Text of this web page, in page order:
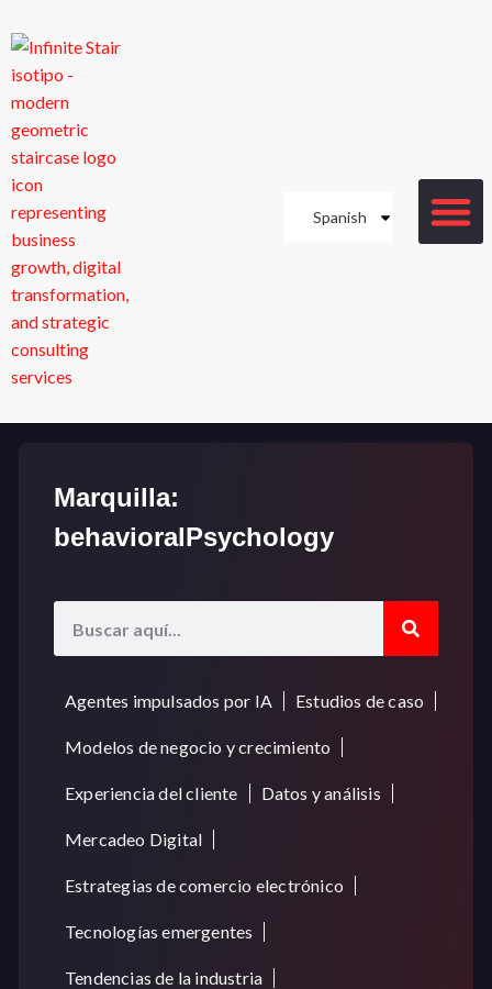
Spanish
Marquilla:
behavioralPsychology
Agentes impulsados por IA Estudios de caso
Modelos de negocio y crecimiento
Experiencia del cliente Datos y análisis
Mercadeo Digital
Estrategias de comercio electrónico
Tecnologías emergentes
Tendencias de la industria